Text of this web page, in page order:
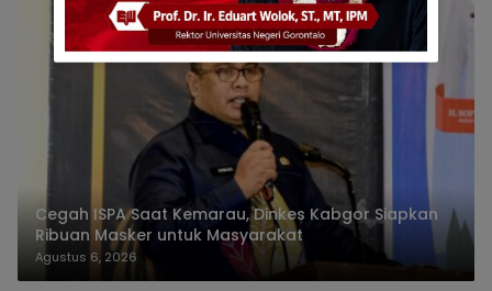
Cegah ISPA Saat Kemarau, Dinkes Kabgor Siapkan
Ribuan Masker untuk Masyarakat
Agustus 6, 2026